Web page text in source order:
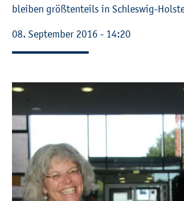
blei­ben grö­ß­ten­teils in Schles­wig-
08. Sep­tem­ber 2016 - 14:20